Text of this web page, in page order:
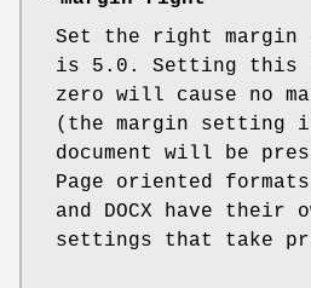
Set the right
is 5.0. Setting this
zero will cause no
(the margin setting
document will be
Page oriented formats
and DOCX have their
settings that take